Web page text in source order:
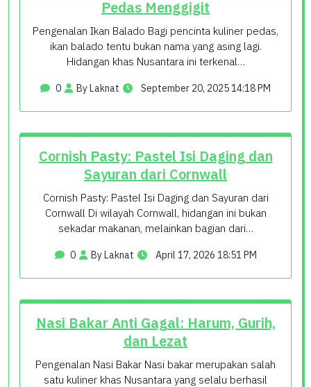
Pedas Menggigit
Pengenalan Ikan Balado Bagi pencinta kuliner pedas,
ikan balado tentu bukan nama yang asing lagi.
Hidangan khas Nusantara ini terkenal…
0 By Laknat September 20, 2025 14:18 PM
Cornish Pasty: Pastel Isi Daging dan
Sayuran dari Cornwall
Cornish Pasty: Pastel Isi Daging dan Sayuran dari
Cornwall Di wilayah Cornwall, hidangan ini bukan
sekadar makanan, melainkan bagian dari…
0 By Laknat April 17, 2026 18:51 PM
Nasi Bakar Anti Gagal: Harum, Gurih,
dan Lezat
Pengenalan Nasi Bakar Nasi bakar merupakan salah
satu kuliner khas Nusantara yang selalu berhasil